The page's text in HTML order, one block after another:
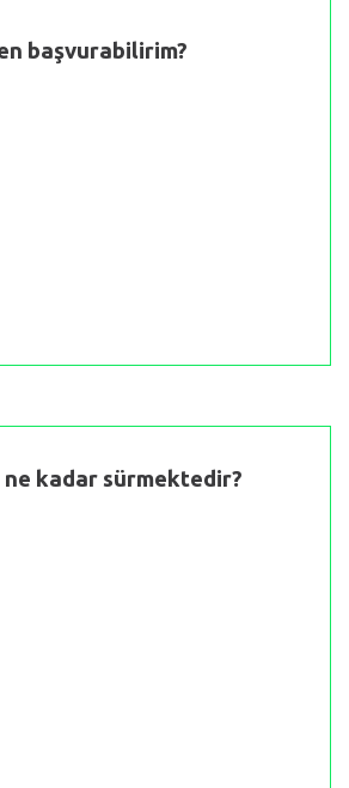
BAĞIŞ
başvurabilirim?
kadar sürmektedir?